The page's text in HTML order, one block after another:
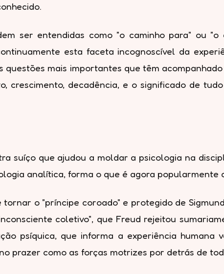
ser entendidas como "o caminho para" ou
esta faceta incognoscível da
mais importantes que têm
crescimento, decadência, e o significado de
suíço que ajudou a moldar a psicologia na
analítica, forma o que é agora popularmente
o "príncipe coroado" e protegido de
coletivo", que Freud rejeitou
psíquica, que informa a experiência humana
prazer como as forças motrizes por detrás de